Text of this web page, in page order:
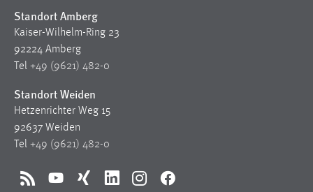
Standort Amberg
Kaiser-Wilhelm-Ring 23
92224 Amberg
Tel +49 (9621) 482-0
Standort Weiden
Hetzenrichter Weg 15
92637 Weiden
Tel +49 (9621) 482-0
RSS YouTubeXing LinkedInInstagramFacebook